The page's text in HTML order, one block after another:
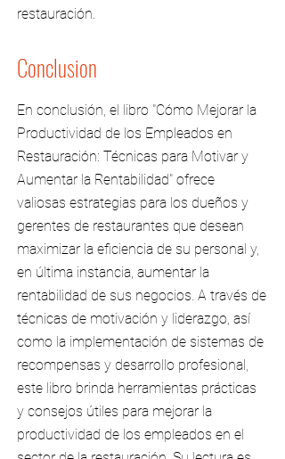
restauración.
Conclusion
En conclusión, el libro "Cómo Mejorar la
Productividad de los Empleados en
Restauración: Técnicas para Motivar y
Aumentar la Rentabilidad" ofrece
valiosas estrategias para los dueños y
gerentes de restaurantes que desean
maximizar la eficiencia de su personal y,
en última instancia, aumentar la
rentabilidad de sus negocios. A través de
técnicas de motivación y liderazgo, así
como la implementación de sistemas de
recompensas y desarrollo profesional,
este libro brinda herramientas prácticas
y consejos útiles para mejorar la
productividad de los empleados en el